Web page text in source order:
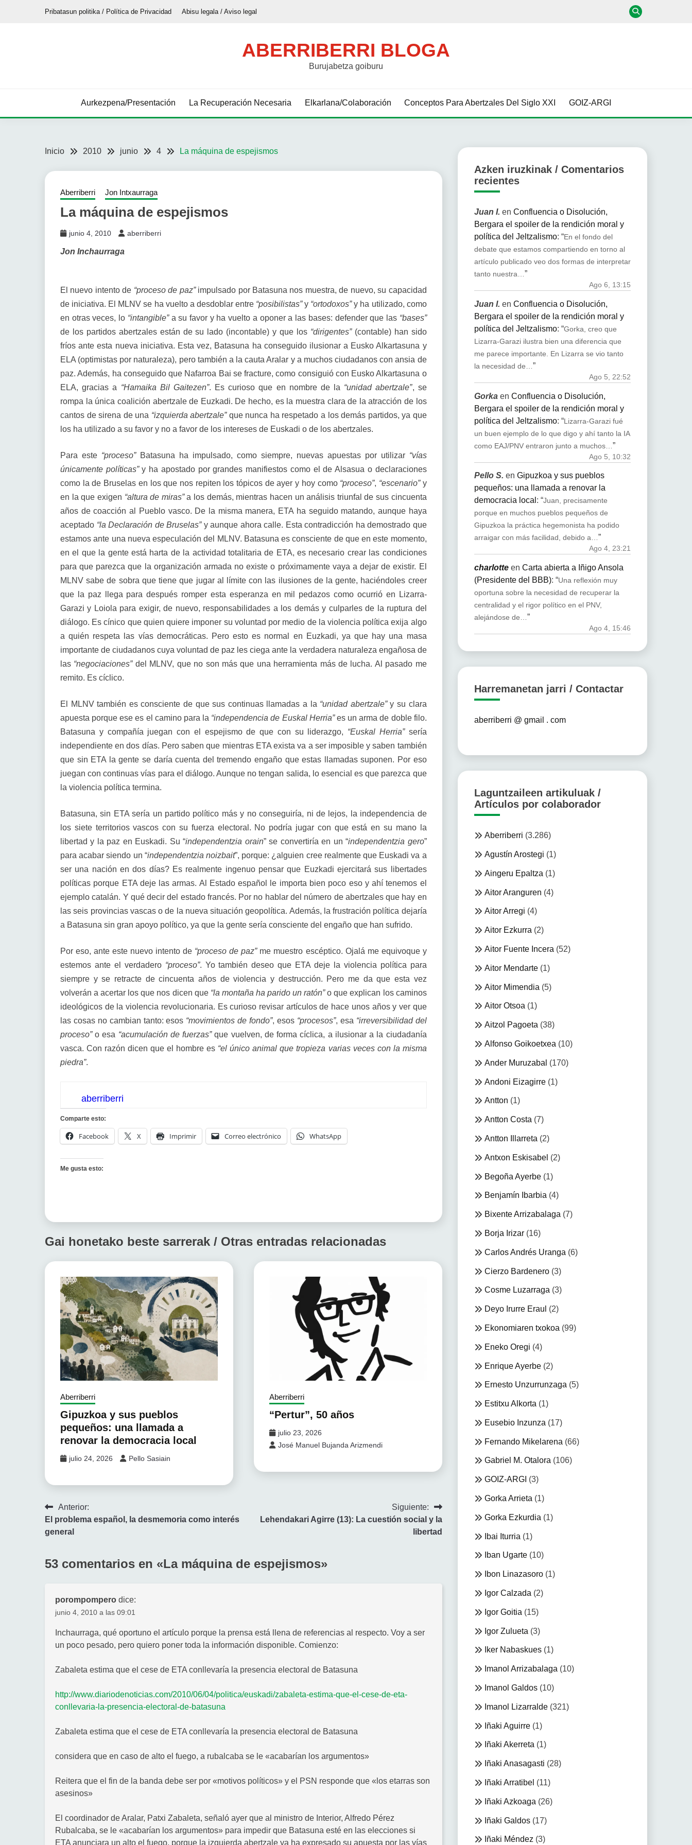
Pribatasun politika / Política de Privacidad Abisu legala / Aviso legal
ABERRIBERRI BLOGA
Burujabetza goiburu
Aurkezpena/Presentación La Recuperación Necesaria Elkarlana/Colaboración Conceptos Para Abertzales Del Siglo XXI GOIZ-ARGI
Inicio 2010 junio 4 La máquina de espejismos
Aberriberri Jon Intxaurraga
La máquina de espejismos
junio 4, 2010 aberriberri
Jon Inchaurraga
El nuevo intento de “proceso de paz”impulsado por Batasuna nos muestra, de nuevo, su capacidad
de iniciativa. El MLNV se ha vuelto a desdoblar entre “posibilistas”y “ortodoxos”y ha utilizado, como
en otras veces, lo “intangible” a su favor y ha vuelto a oponer a las bases: defender que las “bases”
de los partidos abertzales están de su lado (incontable) y que los “dirigentes”(contable) han sido
fríos ante esta nueva iniciativa. Esta vez, Batasuna ha conseguido ilusionar a Eusko Alkartasuna y
ELA (optimistas por naturaleza), pero también a la cauta Aralar y a muchos ciudadanos con ansia de
paz. Además, ha conseguido que Nafarroa Bai se fracture, como consiguió con Eusko Alkartasuna o
ELA, gracias a “Hamaika Bil Gaitezen”. Es curioso que en nombre de la “unidad abertzale”, se
rompa la única coalición abertzale de Euzkadi. De hecho, es la muestra clara de la atracción de los
cantos de sirena de una “izquierda abertzale”que nunca ha respetado a los demás partidos, ya que
los ha utilizado a su favor y no a favor de los intereses de Euskadi o de los abertzales.
Para este “proceso”Batasuna ha impulsado, como siempre, nuevas apuestas por utilizar “vías
únicamente políticas”y ha apostado por grandes manifiestos como el de Alsasua o declaraciones
como la de Bruselas en los que nos repiten los tópicos de ayer y hoy como “proceso”, “escenario”y
en la que exigen “altura de miras”a los demás, mientras hacen un análisis triunfal de sus cincuenta
años de coacción al Pueblo vasco. De la misma manera, ETA ha seguido matando, aunque haya
aceptado “la Declaración de Bruselas”y aunque ahora calle. Esta contradicción ha demostrado que
estamos ante una nueva especulación del MLNV. Batasuna es consciente de que en este momento,
en el que la gente está harta de la actividad totalitaria de ETA, es necesario crear las condiciones
para que parezca que la organización armada no existe o próximamente vaya a dejar de existir. El
MLNV sabe de sobra que tiene que jugar al límite con las ilusiones de la gente, haciéndoles creer
que la paz llega para después romper esta esperanza en mil pedazos como ocurrió en Lizarra-
Garazi y Loiola para exigir, de nuevo, responsabilidades a los demás y culparles de la ruptura del
diálogo. Es cínico que quien quiere imponer su voluntad por medio de la violencia política exija algo
a quién respeta las vías democráticas. Pero esto es normal en Euzkadi, ya que hay una masa
importante de ciudadanos cuya voluntad de paz les ciega ante la verdadera naturaleza engañosa de
las “negociaciones”del MLNV, que no son más que una herramienta más de lucha. Al pasado me
remito. Es cíclico.
El MLNV también es consciente de que sus continuas llamadas a la “unidad abertzale”y su clara
apuesta porque ese es el camino para la “independencia de Euskal Herria”es un arma de doble filo.
Batasuna y compañía juegan con el espejismo de que con su liderazgo, “Euskal Herria”sería
independiente en dos días. Pero saben que mientras ETA exista va a ser imposible y saben también
que sin ETA la gente se daría cuenta del tremendo engaño que estas llamadas suponen. Por eso
juegan con continuas vías para el diálogo. Aunque no tengan salida, lo esencial es que parezca que
la violencia política termina.
Batasuna, sin ETA sería un partido político más y no conseguiría, ni de lejos, la independencia de
los siete territorios vascos con su fuerza electoral. No podría jugar con que está en su mano la
libertad y la paz en Euskadi. Su “independentzia orain” se convertiría en un “independentzia gero”
para acabar siendo un “independentzia noizbait”, porque: ¿alguien cree realmente que Euskadi va a
ser una nación en dos días? Es realmente ingenuo pensar que Euzkadi ejercitará sus libertades
políticas porque ETA deje las armas. Al Estado español le importa bien poco eso y ahí tenemos el
ejemplo catalán. Y qué decir del estado francés. Por no hablar del número de abertzales que hay en
las seis provincias vascas o de la nueva situación geopolítica. Además, la frustración política dejaría
a Batasuna sin gran apoyo político, ya que la gente sería consciente del engaño que han sufrido.
Por eso, ante este nuevo intento de “proceso de paz”me muestro escéptico. Ojalá me equivoque y
estemos ante el verdadero “proceso”. Yo también deseo que ETA deje la violencia política para
siempre y se retracte de cincuenta años de violencia y destrucción. Pero me da que esta vez
volverán a acertar los que nos dicen que “la montaña ha parido un ratón”o que explican los caminos
ideológicos de la violencia revolucionaria. Es curioso revisar artículos de hace unos años y ver que
las cosas no cambian tanto: esos “movimientos de fondo”, esos “procesos”, esa “irreversibilidad del
proceso”o esa “acumulación de fuerzas”que vuelven, de forma cíclica, a ilusionar a la ciudadanía
vasca. Con razón dicen que el hombre es “el único animal que tropieza varias veces con la misma
piedra”.
aberriberri
Comparte esto:
Facebook X Imprimir Correo electrónico WhatsApp
Me gusta esto:
Gai honetako beste sarrerak / Otras entradas relacionadas
Aberriberri
Gipuzkoa y sus pueblos
pequeños: una llamada a
renovar la democracia local
julio 24, 2026 Pello Sasiain
Aberriberri
“Pertur”, 50 años
julio 23, 2026
José Manuel Bujanda Arizmendi
Navegación
de
Anterior:
El problema español, la desmemoria como interés
general
Siguiente:
Lehendakari Agirre (13): La cuestión social y la
libertad
53 comentarios en «La máquina de espejismos»
porompompero dice:
junio 4, 2010 a las 09:01
Inchaurraga, qué oportuno el artículo porque la prensa está llena de referencias al respecto. Voy a ser
un poco pesado, pero quiero poner toda la información disponible. Comienzo:
Zabaleta estima que el cese de ETA conllevaría la presencia electoral de Batasuna
http://www.diariodenoticias.com/2010/06/04/politica/euskadi/zabaleta-estima-que-el-cese-de-eta-
conllevaria-la-presencia-electoral-de-batasuna
Zabaleta estima que el cese de ETA conllevaría la presencia electoral de Batasuna
considera que en caso de alto el fuego, a rubalcaba se le «acabarían los argumentos»
Reitera que el fin de la banda debe ser por «motivos políticos» y el PSN responde que «los etarras son
asesinos»
El coordinador de Aralar, Patxi Zabaleta, señaló ayer que al ministro de Interior, Alfredo Pérez
Rubalcaba, se le «acabarían los argumentos» para impedir que Batasuna esté en las elecciones si
ETA anunciara un alto el fuego, porque la izquierda abertzale ya ha expresado su apuesta por las vías
Azken iruzkinak / Comentarios
recientes
Juan I. en Confluencia o Disolución,
Bergara el spoiler de la rendición moral y
política del Jeltzalismo: “En el fondo del
debate que estamos compartiendo en torno al
artículo publicado veo dos formas de interpretar
tanto nuestra…”
Ago 6, 13:15
Juan I. en Confluencia o Disolución,
Bergara el spoiler de la rendición moral y
política del Jeltzalismo: “Gorka, creo que
Lizarra-Garazi ilustra bien una diferencia que
me parece importante. En Lizarra se vio tanto
la necesidad de… ”
Ago 5, 22:52
Gorkaen Confluencia o Disolución,
Bergara el spoiler de la rendición moral y
política del Jeltzalismo: “Lizarra-Garazi fué
un buen ejemplo de lo que digo y ahí tanto la IA
como EAJ/PNV entraron junto a muchos… ”
Ago 5, 10:32
Pello S. en Gipuzkoa y sus pueblos
pequeños: una llamada a renovar la
democracia local : “Juan, precisamente
porque en muchos pueblos pequeños de
Gipuzkoa la práctica hegemonista ha podido
arraigar con más facilidad, debido a…”
Ago 4, 23:21
charlotteen Carta abierta a Iñigo Ansola
(Presidente del BBB): “Una reflexión muy
oportuna sobre la necesidad de recuperar la
centralidad y el rigor político en el PNV,
alejándose de…”
Ago 4, 15:46
Harremanetan jarri / Contactar
aberriberri @ gmail . com
Laguntzaileen artikuluak /
Artículos por colaborador
Aberriberri (3.286)
Agustín Arostegi (1)
Aingeru Epaltza (1)
Aitor Aranguren (4)
Aitor Arregi (4)
Aitor Ezkurra (2)
Aitor Fuente Incera (52)
Aitor Mendarte(1)
Aitor Mimendia (5)
Aitor Otsoa (1)
Aitzol Pagoeta (38)
Alfonso Goikoetxea (10)
Ander Muruzabal (170)
Andoni Eizagirre(1)
Antton (1)
Antton Costa (7)
Antton Illarreta (2)
Antxon Eskisabel (2)
Begoña Ayerbe(1)
Benjamín Ibarbia (4)
Bixente Arrizabalaga (7)
Borja Irizar(16)
Carlos Andrés Uranga (6)
Cierzo Bardenero(3)
Cosme Luzarraga (3)
Deyo Irurre Eraul (2)
Ekonomiaren txokoa (99)
Eneko Oregi (4)
Enrique Ayerbe(2)
Ernesto Unzurrunzaga (5)
Estitxu Alkorta (1)
Eusebio Inzunza (17)
Fernando Mikelarena (66)
Gabriel M. Otalora(106)
GOIZ-ARGI (3)
Gorka Arrieta (1)
Gorka Ezkurdia (1)
Ibai Iturria (1)
Iban Ugarte(10)
Ibon Linazasoro(1)
Igor Calzada (2)
Igor Goitia (15)
Igor Zulueta (3)
Iker Nabaskues(1)
Imanol Arrizabalaga (10)
Imanol Galdos(10)
Imanol Lizarralde(321)
Iñaki Aguirre(1)
Iñaki Akerreta(1)
Iñaki Anasagasti (28)
Iñaki Arratibel (11)
Iñaki Azkoaga (26)
Iñaki Galdos(17)
Iñaki Méndez(3)